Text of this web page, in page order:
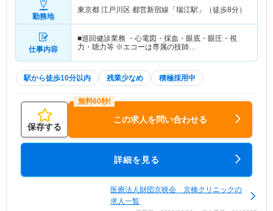
勤務地
東京都 江戸川区 都営新宿線「瑞江駅」（徒歩8分）
仕事内容
■巡回健診業務 ・心電図・採血・眼底・眼圧・視
力・聴力等 ※エコーは専属の技師…
駅から徒歩10分以内 残業少なめ 積極採用中
保存する
この求人を問い合わせる
詳細を見る
医療法人財団京映会 京橋クリニックの
求人一覧